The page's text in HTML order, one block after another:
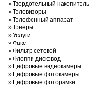
»Твердотельный накопитель
»Телевизоры
»Телефонный аппарат
»Тонеры
»Услуги
»Факс
»Фильтр сетевой
»Флоппи дисковод
» Цифровые видеокамеры
» Цифровые фотокамеры
» Цифровые фоторамки